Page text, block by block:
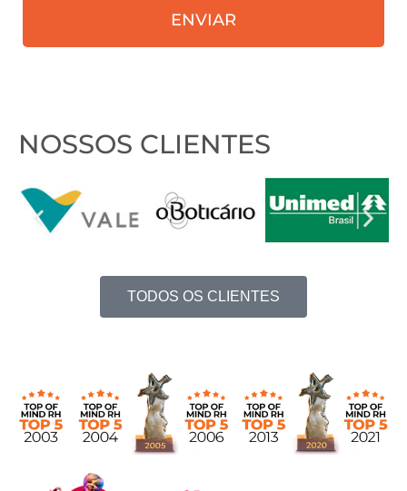
contato?
ENVIAR
NOSSOS CLIENTES
TODOS OS CLIENTES